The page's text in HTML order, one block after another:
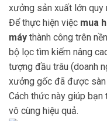
xưởng sản xuất lớn quy
Để thực hiện việc mua
máy thành công trên
bộ lọc tìm kiếm nâng
tượng đầu trâu (doanh
xưởng gốc đã được
Cách thức này giúp
vô cùng hiệu quả.